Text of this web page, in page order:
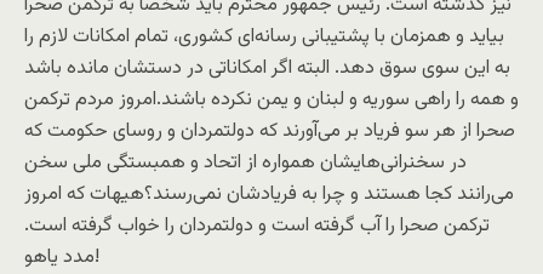
بیاید و همزمان با پشتیبانی رسانه‌ای کشوری، تمام امکانات لازم را
به این سوی سوق دهد. البته اگر امکاناتی در دستشان مانده باشد
و همه را راهی سوریه و لبنان و یمن نکرده باشند.امروز مردم ترکمن
صحرا از هر سو فریاد بر می‌آورند که دولتمردان و روسای حکومت که
در سخنرانی‌هایشان همواره از اتحاد و همبستگی ملی سخن
می‌رانند کجا هستند و چرا به فریادشان نمی‌رسند؟هیهات که امروز
ترکمن صحرا را آب گرفته است و دولتمردان را خواب گرفته است.
مدد یاهو!